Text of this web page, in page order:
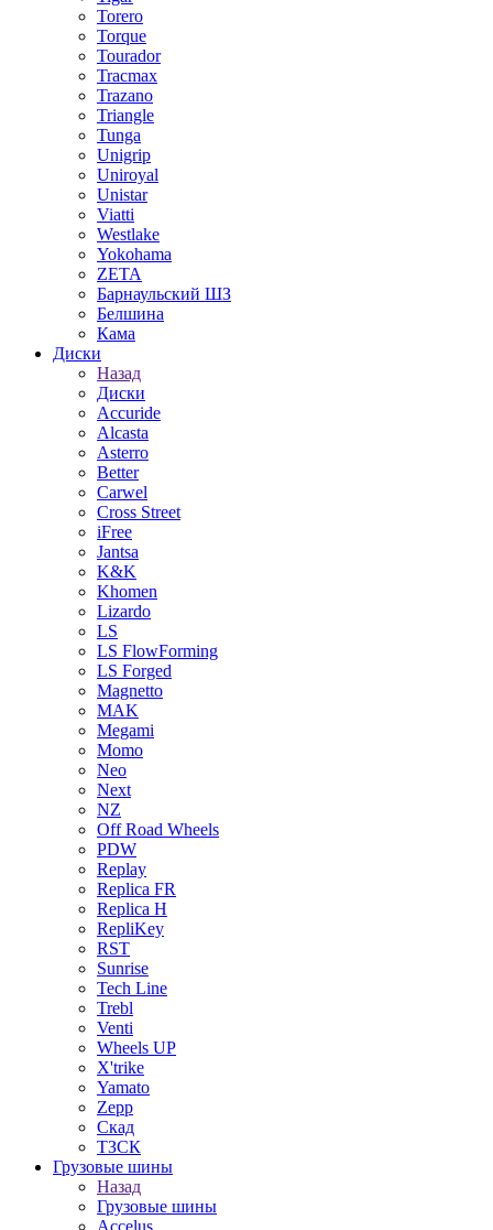
Torero
Torque
Tourador
Tracmax
Trazano
Triangle
Tunga
Unigrip
Uniroyal
Unistar
Viatti
Westlake
Yokohama
ZETA
Барнаульский ШЗ
Белшина
Кама
Диски
Назад
Диски
Accuride
Alcasta
Asterro
Better
Carwel
Cross Street
iFree
Jantsa
K&K
Khomen
Lizardo
LS
LS FlowForming
LS Forged
Magnetto
MAK
Megami
Momo
Neo
Next
NZ
Off Road Wheels
PDW
Replay
Replica FR
Replica H
RepliKey
RST
Sunrise
Tech Line
Trebl
Venti
Wheels UP
X'trike
Yamato
Zepp
Скад
ТЗСК
Грузовые шины
Назад
Грузовые шины
Accelus